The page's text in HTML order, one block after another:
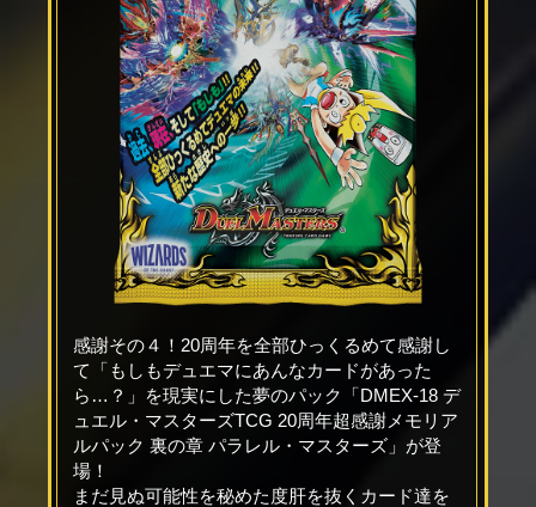
感謝その４！20周年を全部ひっくるめて感謝し
て「もしもデュエマにあんなカードがあった
ら…？」を現実にした夢のパック「DMEX-18 デ
ュエル・マスターズTCG 20周年超感謝メモリア
ルパック 裏の章 パラレル・マスターズ」が登
場！
まだ見ぬ可能性を秘めた度肝を抜くカード達を